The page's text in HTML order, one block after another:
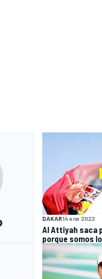
DAKAR14 ene 2022
Al Attiyah saca
porque somos